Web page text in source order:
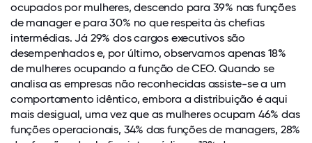
ocupados por mulheres, descendo para 39% nas funções
de manager e para 30% no que respeita às chefias
intermédias. Já 29% dos cargos executivos são
desempenhados e, por último, observamos apenas 18%
de mulheres ocupando a função de CEO. Quando se
analisa as empresas não reconhecidas assiste-se a um
comportamento idêntico, embora a distribuição é aqui
mais desigual, uma vez que as mulheres ocupam 46% das
funções operacionais, 34% das funções de managers, 28%